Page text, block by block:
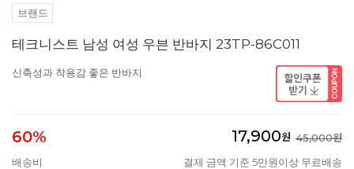
브랜드
테크니스트 남성 여성 우븐 반바지 23TP-86C011
신축성과 착용감 좋은 반바지
60% 17,900원 45,000원
배송비
결제 금액 기준 5만원이상 무료배송